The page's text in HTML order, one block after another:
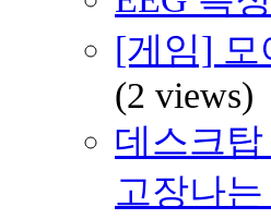
[게임] 모
(2 views)
데스크
고장나